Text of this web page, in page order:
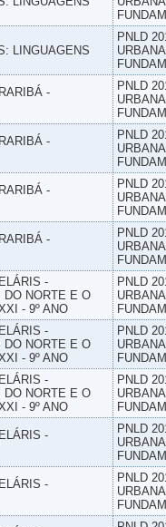
LINGUAGENS
PNLD
-
PNLD
-
PNLD
-
PNLD
-
PNLD
-
DO NORTE E O
- 9º ANO
PNLD
-
DO NORTE E O
- 9º ANO
PNLD
-
DO NORTE E O
- 9º ANO
PNLD
-
PNLD
-
PNLD